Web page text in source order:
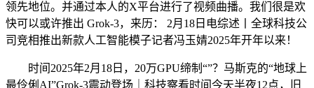
领先地位。并通过本人的X平台进行了视频曲播。我们很是欢
快可以或许推出 Grok-3，来历： 2月18日电综述丨全球科技公
司竞相推出新款人工智能模子记者冯玉婧2025年开年以来！
时间2025年2月18日，20万GPU缔制“”？马斯克的“地球上
最伶俐AI”Grok-3震动登场｜科技察看时间今天半夜12点，旧